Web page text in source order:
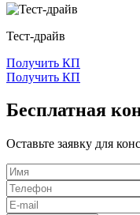
Тест-драйв
Получить КП
Получить КП
Бесплатная
Оставьте заявку для